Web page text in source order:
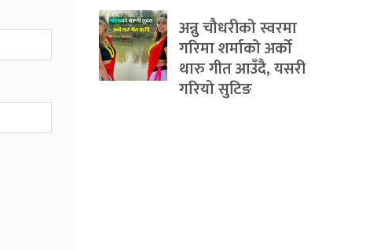
अन्नु चौधरीको स्वरमा
गरिमा शर्माको अर्को
थारु गीत आउँदै, यसरी
गरियो सुटिङ